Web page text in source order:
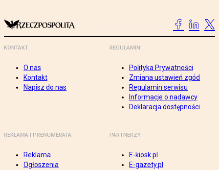
KONTAKT
O nas
Kontakt
Napisz do nas
REGULAMIN
Polityka Prywatności
Zmiana ustawień zgód
Regulamin serwisu
Informacje o nadawcy
Deklaracja dostępności
REKLAMA I PRENUMERATA
Reklama
Ogłoszenia
PARTNERZY
E-kiosk.pl
E-gazety.pl